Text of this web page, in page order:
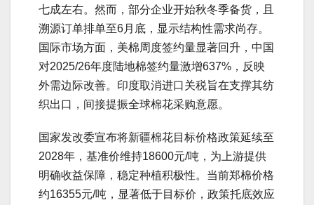
七成左右。然而，部分企业开始秋冬季备货，且
溯源订单排单至6月底，显示结构性需求尚存。
国际市场方面，美棉周度签约量显著回升，中国
对2025/26年度陆地棉签约量激增637%，反映
外需边际改善。印度取消进口关税旨在支撑其纺
织出口，间接提振全球棉花采购意愿。
国家发改委宣布将新疆棉花目标价格政策延续至
2028年，基准价维持18600元/吨，为上游提供
明确收益保障，稳定种植积极性。当前郑棉价格
约16355元/吨，显著低于目标价，政策托底效应